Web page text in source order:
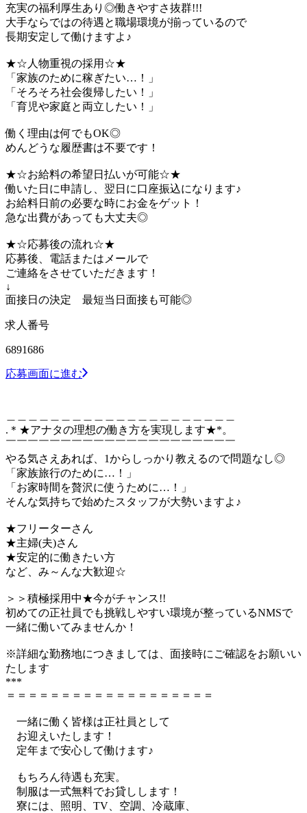
充実の福利厚生あり◎働きやすさ抜群!!!
大手ならではの待遇と職場環境が揃っているので
長期安定して働けますよ♪
★☆人物重視の採用☆★
「家族のために稼ぎたい…！」
「そろそろ社会復帰したい！」
「育児や家庭と両立したい！」
働く理由は何でもOK◎
めんどうな履歴書は不要です！
★☆お給料の希望日払いが可能☆★
働いた日に申請し、翌日に口座振込になります♪
お給料日前の必要な時にお金をゲット！
急な出費があっても大丈夫◎
★☆応募後の流れ☆★
応募後、電話またはメールで
ご連絡をさせていただきます！
↓
面接日の決定 最短当日面接も可能◎
求人番号
6891686
応募画面に進む
.＊★アナタの理想の働き方を実現します★*。
￣￣￣￣￣￣￣￣￣￣￣￣￣￣￣￣￣￣￣￣￣
やる気さえあれば、1からしっかり教えるので問題なし◎
「家族旅行のために…！」
「お家時間を贅沢に使うために…！」
そんな気持ちで始めたスタッフが大勢いますよ♪
★フリーターさん
★主婦(夫)さん
★安定的に働きたい方
など、み～んな大歓迎☆
＞＞積極採用中★今がチャンス!!
初めての正社員でも挑戦しやすい環境が整っているNMSで
一緒に働いてみませんか！
※詳細な勤務地につきましては、面接時にご確認をお願いい
たします
***
＝＝＝＝＝＝＝＝＝＝＝＝＝＝＝＝＝＝＝
一緒に働く皆様は正社員として
お迎えいたします！
定年まで安心して働けます♪
もちろん待遇も充実。
制服は一式無料でお貸しします！
寮には、照明、TV、空調、冷蔵庫、